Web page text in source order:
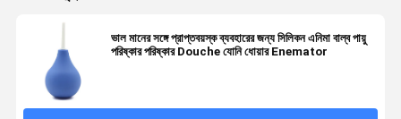
ভাল মানের সঙ্গে প্রাপ্তবয়স্ক ব্যবহারের জন্য সিলিকন এনিমা বাল্ব পায়ু
পরিষ্কার পরিষ্কার Douche যোনি ধোয়ার Enemator